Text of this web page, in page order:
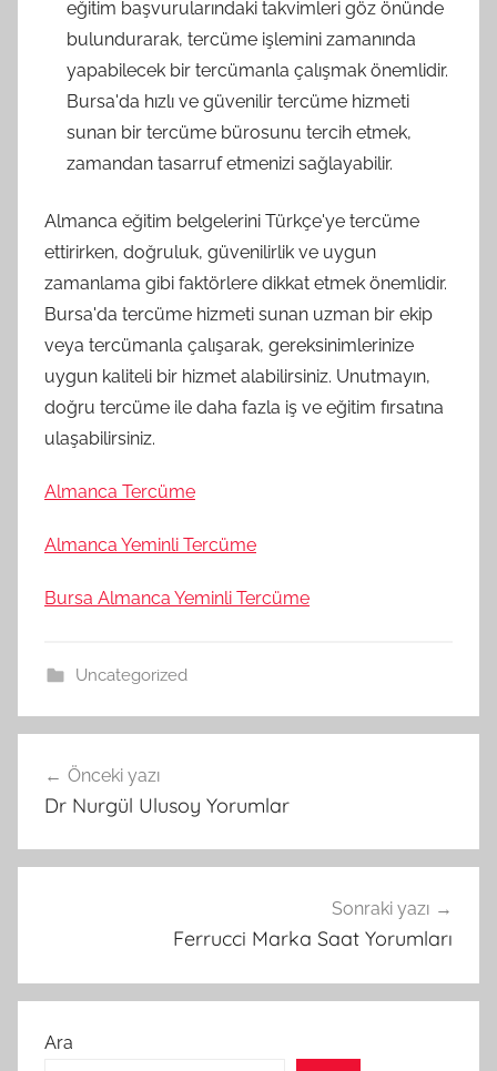
eğitim başvurularındaki takvimleri göz önünde
bulundurarak, tercüme işlemini zamanında
yapabilecek bir tercümanla çalışmak önemlidir.
Bursa'da hızlı ve güvenilir tercüme hizmeti
sunan bir tercüme bürosunu tercih etmek,
zamandan tasarruf etmenizi sağlayabilir.
Almanca eğitim belgelerini Türkçe'ye tercüme
ettirirken, doğruluk, güvenilirlik ve uygun
zamanlama gibi faktörlere dikkat etmek önemlidir.
Bursa'da tercüme hizmeti sunan uzman bir ekip
veya tercümanla çalışarak, gereksinimlerinize
uygun kaliteli bir hizmet alabilirsiniz. Unutmayın,
doğru tercüme ile daha fazla iş ve eğitim fırsatına
ulaşabilirsiniz.
Almanca Tercüme
Almanca Yeminli Tercüme
Bursa Almanca Yeminli Tercüme
Uncategorized
gezinmesi
Önceki yazı
Dr Nurgül Ulusoy Yorumlar
Sonraki yazı
Ferrucci Marka Saat Yorumları
Ara